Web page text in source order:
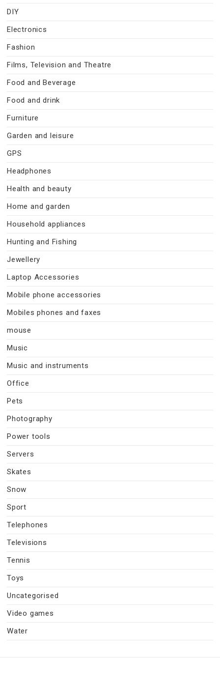
DIY
Electronics
Fashion
Films, Television and Theatre
Food and Beverage
Food and drink
Furniture
Garden and leisure
GPS
Headphones
Health and beauty
Home and garden
Household appliances
Hunting and Fishing
Jewellery
Laptop Accessories
Mobile phone accessories
Mobiles phones and faxes
mouse
Music
Music and instruments
Office
Pets
Photography
Power tools
Servers
Skates
Snow
Sport
Telephones
Televisions
Tennis
Toys
Uncategorised
Video games
Water